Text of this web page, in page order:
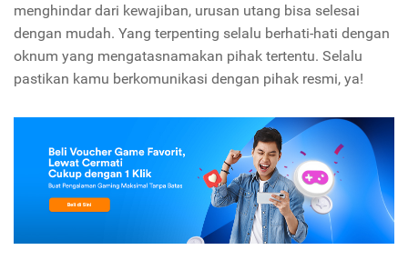
menghindar dari kewajiban, urusan utang bisa selesai
dengan mudah. Yang terpenting selalu berhati-hati dengan
oknum yang mengatasnamakan pihak tertentu. Selalu
pastikan kamu berkomunikasi dengan pihak resmi, ya!